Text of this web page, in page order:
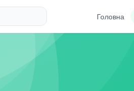
Головна